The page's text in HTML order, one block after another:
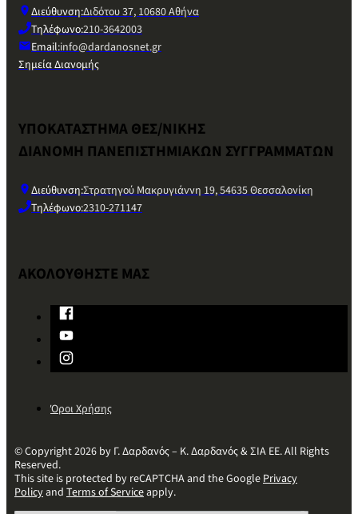
Διεύθυνση:Διδότου 37, 10680 Αθήνα
Τηλέφωνο:210-3642003
Email:info@dardanosnet.gr
Σημεία Διανομής
ΥΠΟΚΑΤΑΣΤΗΜΑ ΘΕΣ/ΝΙΚΗΣ
ΔΙΑΝΟΜΗ ΠΑΝΕΠΙΣΤΗΜΙΑΚΩΝ ΣΥΓΓΡΑΜΜΑΤΩΝ
Διεύθυνση:Στρατηγού Μακρυγιάννη 19, 54635 Θεσσαλονίκη
Τηλέφωνο:2310-271147
ΑΚΟΛΟΥΘΗΣΤΕ ΜΑΣ
Όροι Χρήσης
© Copyright 2026 by Γ. Δαρδανός – Κ. Δαρδανός & ΣΙΑ ΕΕ. All Rights
Reserved.
This site is protected by reCAPTCHA and the GooglePrivacy
Policyand Terms of Serviceapply.